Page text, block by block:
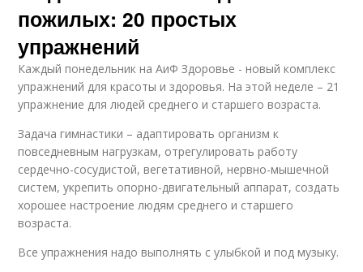
пожилых: 20 простых
упражнений
Каждый понедельник на АиФ Здоровье - новый комплекс
упражнений для красоты и здоровья. На этой неделе – 21
упражнение для людей среднего и старшего возраста.
Задача гимнастики – адаптировать организм к
повседневным нагрузкам, отрегулировать работу
сердечно-сосудистой, вегетативной, нервно-мышечной
систем, укрепить опорно-двигательный аппарат, создать
хорошее настроение людям среднего и старшего
возраста.
Все упражнения надо выполнять с улыбкой и под музыку.